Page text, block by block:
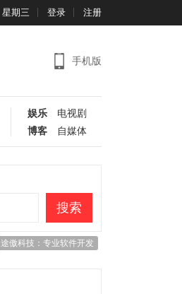
星期三 登录 注册
手机版
娱乐
电视剧
博客
自媒体
搜索
途傲科技：专业软件开发